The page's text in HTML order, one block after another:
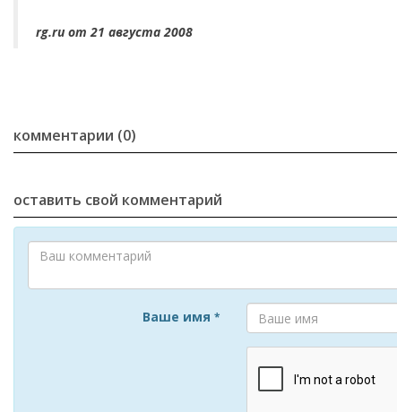
rg.ru от 21 августа 2008
комментарии (0)
оставить свой комментарий
Ваше имя *